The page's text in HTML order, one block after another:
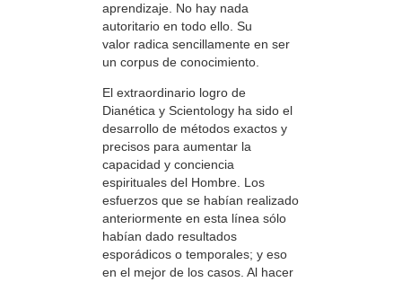
aprendizaje. No hay nada
autoritario en todo ello. Su
valor radica sencillamente en ser
un corpus de conocimiento.
El extraordinario logro de
Dianética y Scientology ha sido el
desarrollo de métodos exactos y
precisos para aumentar la
capacidad y conciencia
espirituales del Hombre. Los
esfuerzos que se habían realizado
anteriormente en esta línea sólo
habían dado resultados
esporádicos o temporales; y eso
en el mejor de los casos. Al hacer